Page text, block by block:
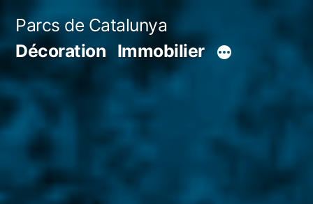
Aller
au
Parcs de Catalunya
Décoration Immobilier